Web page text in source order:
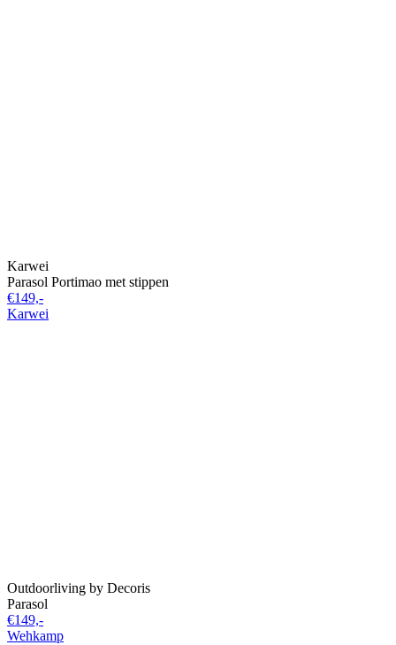
Karwei
Parasol Portimao met stippen
€149,-
Karwei
Outdoorliving by Decoris
Parasol
€149,-
Wehkamp